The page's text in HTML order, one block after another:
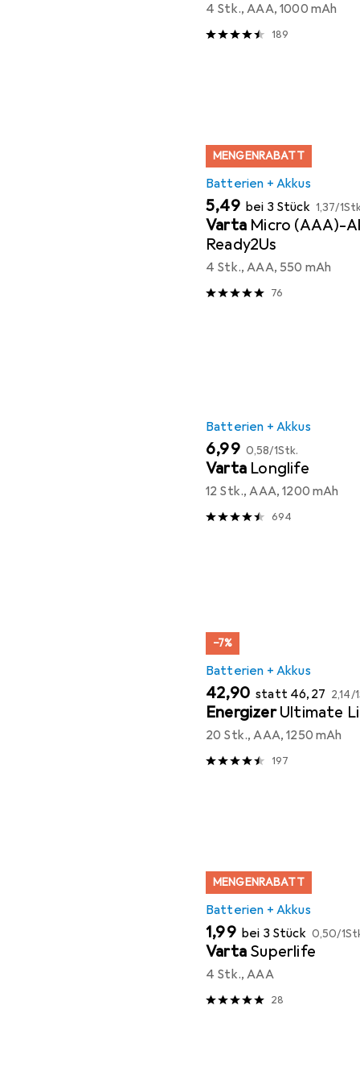
4 Stk., AAA, 1000 mAh
189
MENGENRABATT
Batterien + Akkus
EUR
5,49 bei 3 Stück EUR
1,37/
Varta Micro (AAA)-
Ready2Us
4 Stk., AAA, 550 mAh
76
Batterien + Akkus
EUR
6,99 EUR
0,58/1Stk.
Varta Longlife
12 Stk., AAA, 1200 mAh
694
−7%
Batterien + Akkus
EUR
42,90 statt EUR
46,27 EUR
2,14/
Energizer Ultimate
20 Stk., AAA, 1250 mAh
197
MENGENRABATT
Batterien + Akkus
EUR
1,99 bei 3 Stück EUR
0,50/
Varta Superlife
4 Stk., AAA
28